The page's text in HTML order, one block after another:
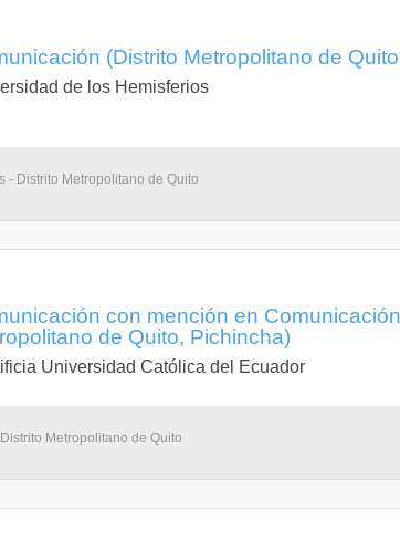
(Distrito Metropolitano de
de los Hemisferios
- Distrito Metropolitano de Quito
con mención en
de Quito, Pichincha)
Universidad Católica del Ecuador
Metropolitano de Quito